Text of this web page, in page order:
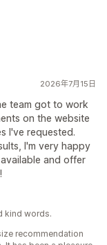
2026年7月15日
team got to work
on the website
I've requested.
I'm very happy
and offer
kind words.
recommendation